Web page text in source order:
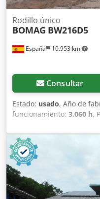
España 10.953 km
Rodillo único
BOMAG BW216D5
Consultar
Estado: usado, Año de
funcionamiento: 3.060 h,
Dimensiones (lxanxal):
Deutz DEUTZ TCD4.1 L-4
Calefacción del asiento =
Cabanillas del campo
compactación usado, de
modelo BW216 D5 . Se
y un solo tambor de 16
compactador se adapta